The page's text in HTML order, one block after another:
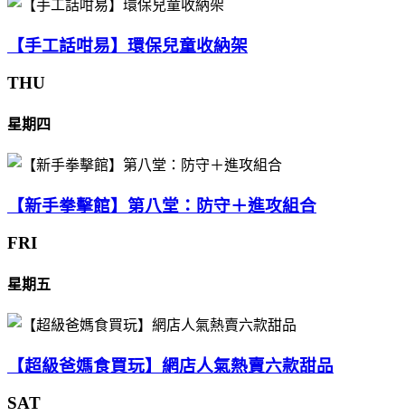
【手工話咁易】環保兒童收納架
THU
星期四
【新手拳擊館】第八堂：防守＋進攻組合
FRI
星期五
【超級爸媽食買玩】網店人氣熱賣六款甜品
SAT